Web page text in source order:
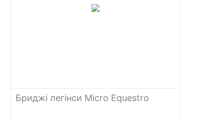
Бриджі легінси Micro Equestro